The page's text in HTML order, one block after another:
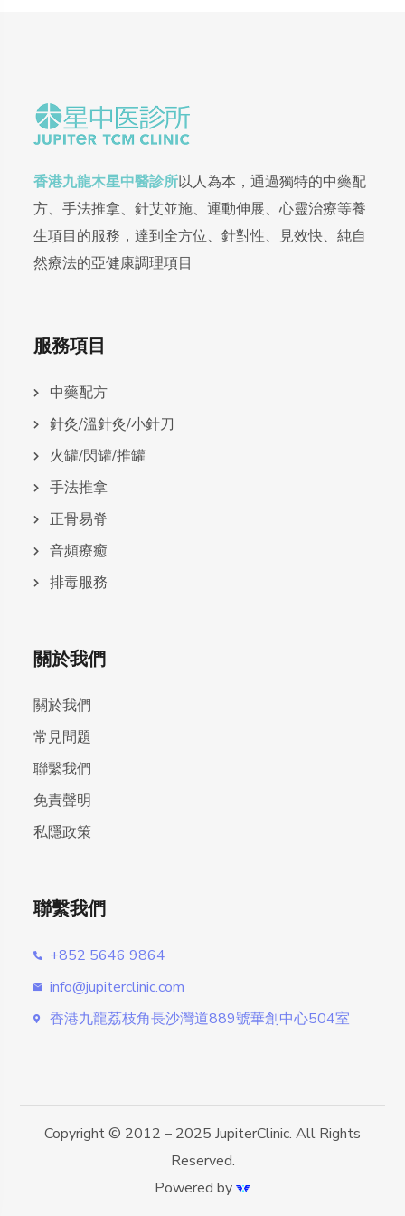
香港九龍木星中醫診所以人為本，通過獨特的中藥配
方、手法推拿、針艾並施、運動伸展、心靈治療等養
生項目的服務，達到全方位、針對性、見效快、純自
然療法的亞健康調理項目
服務項目
中藥配方
針灸/溫針灸/小針刀
火罐/閃罐/推罐
手法推拿
正骨易脊
⾳頻療癒
排毒服務
關於我們
關於我們
常見問題
聯繫我們
免責聲明
私隱政策
聯繫我們
+852 5646 9864
info@jupiterclinic.com
香港九龍荔枝角長沙灣道889號華創中心504室
Copyright © 2012 – 2025 JupiterClinic. All Rights
Reserved.
Powered by